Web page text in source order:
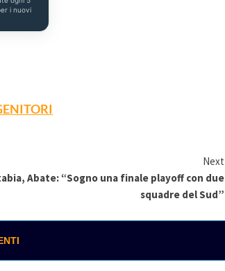
i nuovi
Next
Abate: “Sogno una finale playoff con due
squadre del Sud”